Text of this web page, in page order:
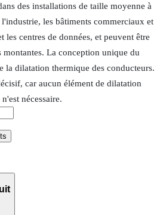
des installations de taille moyenne à
les bâtiments commerciaux et
les centres de données, et peuvent être
montantes. La conception unique du
la dilatation thermique des conducteurs.
car aucun élément de dilatation
nécessaire.